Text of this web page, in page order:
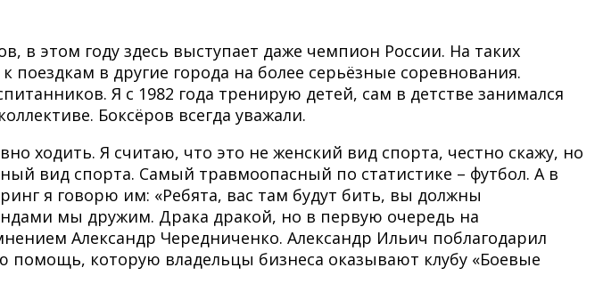
в этом году здесь выступает даже чемпион России. На таких
в другие города на более серьёзные соревнования.
Я с 1982 года тренирую детей, сам в детстве занимался
Боксёров всегда уважали.
ходить. Я считаю, что это не женский вид спорта, честно скажу, но
вид спорта. Самый травмоопасный по статистике – футбол. А в
я говорю им: «Ребята, вас там будут бить, вы должны
мы дружим. Драка дракой, но в первую очередь на
Александр Чередниченко. Александр Ильич поблагодарил
помощь, которую владельцы бизнеса оказывают клубу «Боевые